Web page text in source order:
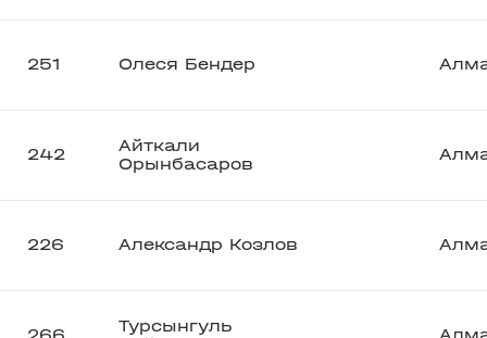
251 Олеся Бендер
242
Айткали
Орынбасаров
226 Александр Козлов
Турсынгуль